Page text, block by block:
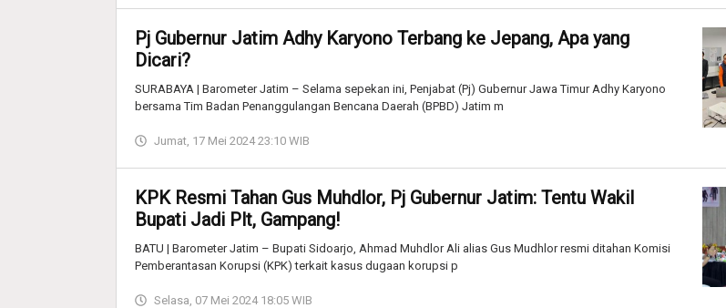
Pj Gubernur Jatim Adhy Karyono Terbang ke Jepang, Apa yang
Dicari?
SURABAYA | Barometer Jatim – Selama sepekan ini, Penjabat (Pj) Gubernur Jawa Timur Adhy Karyono
bersama Tim Badan Penanggulangan Bencana Daerah (BPBD) Jatim m
Jumat, 17 Mei 2024 23:10 WIB
KPK Resmi Tahan Gus Muhdlor, Pj Gubernur Jatim: Tentu Wakil
Bupati Jadi Plt, Gampang!
BATU | Barometer Jatim – Bupati Sidoarjo, Ahmad Muhdlor Ali alias Gus Mudhlor resmi ditahan Komisi
Pemberantasan Korupsi (KPK) terkait kasus dugaan korupsi p
Selasa, 07 Mei 2024 18:05 WIB